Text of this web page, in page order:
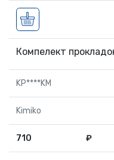
Компелект
KP****KM
Kimiko
710 ₽